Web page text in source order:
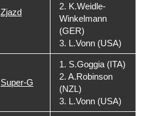
Zjazd
2. K.Weidle-
Winkelmann
(GER)
3. L.Vonn (USA)
Super-G
1. S.Goggia (ITA)
2. A.Robinson
(NZL)
3. L.Vonn (USA)